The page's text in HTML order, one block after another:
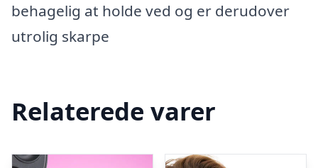
behagelig at holde ved og er derudover
utrolig skarpe
Relaterede varer